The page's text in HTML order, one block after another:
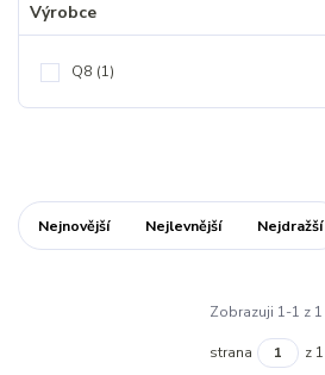
Výrobce
Q8 (1)
Nejnovější Nejlevnější Nejdražší
Zobrazuji 1-1 z 1
strana z 1